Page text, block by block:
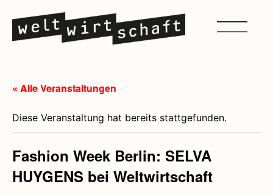
« Alle Veranstaltungen
Diese Veranstaltung hat bereits stattgefunden.
Fashion Week Berlin: SELVA
HUYGENS bei Weltwirtschaft